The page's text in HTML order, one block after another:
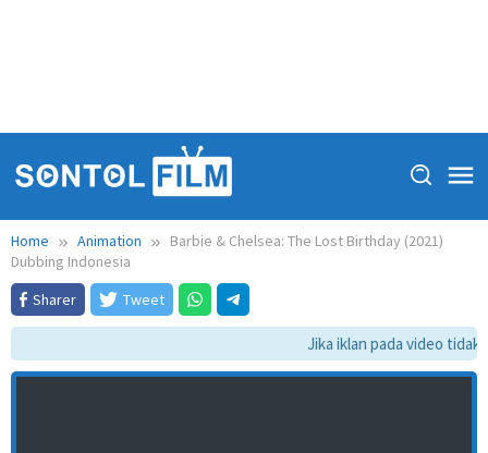
Home Animation
Barbie & Chelsea: The Lost Birthday (2021)
Dubbing Indonesia
Sharer
Tweet
Jika iklan pada video